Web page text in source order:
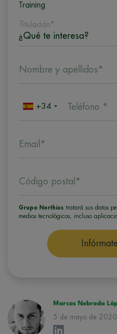
Training
Titulación*
Nombre y apellidos*
+34 Teléfono *
Email*
Código postal*
Grupo Northius tratará sus datos
medios tecnológicos, incluso
seleccionado o de otros
manifestado y, en su caso, para
correspondiente. Compartiremos su
Grupo Northius, con
Marcos Nebreda
5 de mayo de 2020